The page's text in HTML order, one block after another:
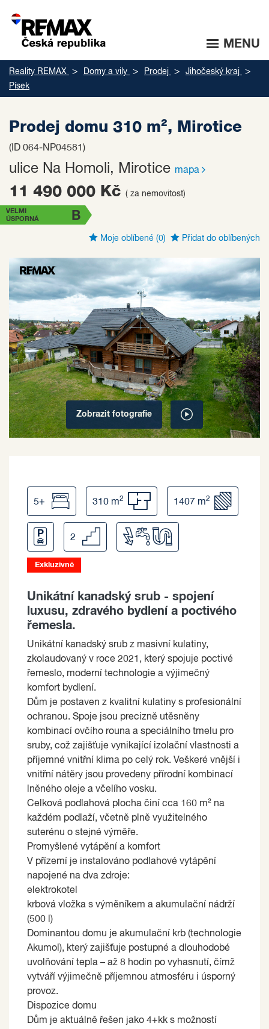
MENU
Reality REMAX Domy a vily Prodej
Jihočeský kraj
Písek
Prodej domu 310 m², Mirotice
(ID 064-NP04581)
ulice Na Homoli, Mirotice mapa
11 490 000 Kč ( za nemovitost)
B
VELMI
ÚSPORNÁ
Moje oblíbené (0) Přidat do oblíbených
Zobrazit fotografie
5+ 310 m2 1407 m2
2
Exkluzivně
Unikátní kanadský srub - spojení
luxusu, zdravého bydlení a poctivého
řemesla.
Unikátní kanadský srub z masivní kulatiny,
zkolaudovaný v roce 2021, který spojuje poctivé
řemeslo, moderní technologie a výjimečný
komfort bydlení.
Dům je postaven z kvalitní kulatiny s profesionální
ochranou. Spoje jsou precizně utěsněny
kombinací ovčího rouna a speciálního tmelu pro
sruby, což zajišťuje vynikající izolační vlastnosti a
příjemné vnitřní klima po celý rok. Veškeré vnější i
vnitřní nátěry jsou provedeny přírodní kombinací
lněného oleje a včelího vosku.
Celková podlahová plocha činí cca 160 m² na
každém podlaží, včetně plně využitelného
suterénu o stejné výměře.
Promyšlené vytápění a komfort
V přízemí je instalováno podlahové vytápění
napojené na dva zdroje:
elektrokotel
krbová vložka s výměníkem a akumulační nádrží
(500 l)
Dominantou domu je akumulační krb (technologie
Akumol), který zajišťuje postupné a dlouhodobé
uvolňování tepla – až 8 hodin po vyhasnutí, čímž
vytváří výjimečně příjemnou atmosféru i úsporný
provoz.
Dispozice domu
Dům je aktuálně řešen jako 4+kk s možností